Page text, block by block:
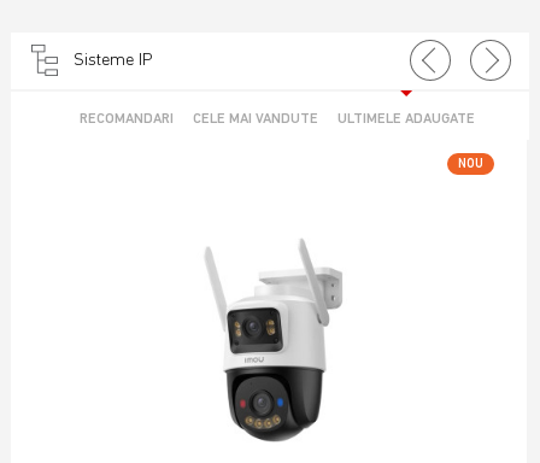
Sisteme IP
RECOMANDARI CELE MAI VANDUTE ULTIMELE ADAUGATE
NOU